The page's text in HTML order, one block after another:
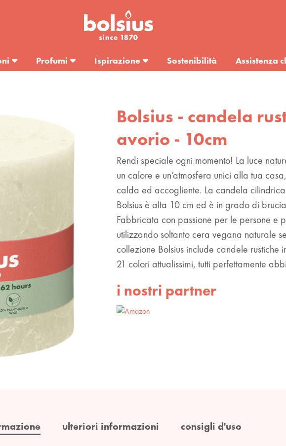
Profumi Ispirazione Sostenibilità Assistenza
Bolsius - candela
avorio - 10cm
Rendi speciale ogni momento! La luce
un calore e un’atmosfera unici alla tua
calda ed accogliente. La candela
Bolsius è alta 10 cm ed è in grado di
Fabbricata con passione per le persone e
utilizzando soltanto cera vegana naturale
collezione Bolsius include candele rustiche
21 colori attualissimi, tutti perfettamente
i nostri partner
ulteriori informazioni consigli d'uso